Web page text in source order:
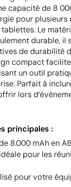
capacité de 8
pour plusieurs
Le
durable, il
de durabilité
compact
un outil
Parfait à
lors
principales :
8.000 mAh en
pour les
pour votre